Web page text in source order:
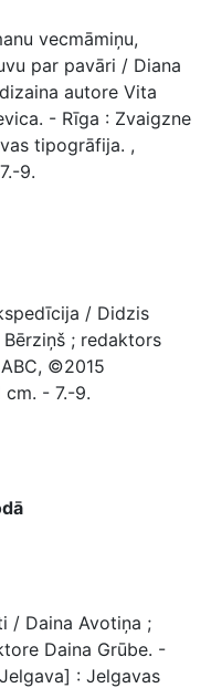
vecmāmiņu,
par pavāri / Diana
autore Vita
- Rīga : Zvaigzne
tipogrāfija. ,
9.
/ Didzis
; redaktors
©2015
- 7.-9.
/ Daina Avotiņa ;
Daina Grūbe. -
: Jelgavas